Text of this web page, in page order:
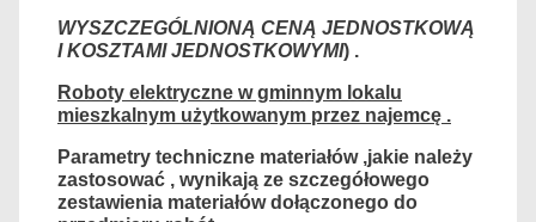
WYSZCZEGÓLNIONĄ CENĄ JEDNOSTKOWĄ
I KOSZTAMI JEDNOSTKOWYMI) .
Roboty elektryczne w gminnym lokalu
mieszkalnym użytkowanym przez najemcę .
Parametry techniczne materiałów ,jakie należy
zastosować , wynikają ze szczegółowego
zestawienia materiałów dołączonego do